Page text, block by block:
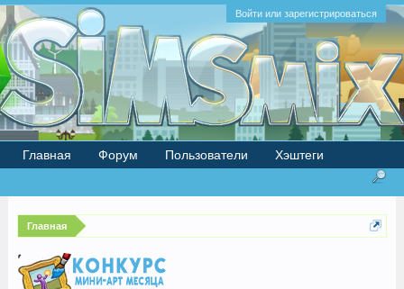
Войти или зарегистрироваться
Главная
Главная Форум Пользователи Хэштеги